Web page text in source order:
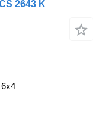
2643 K
6x4